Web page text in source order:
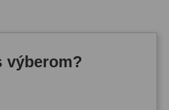
výberom?